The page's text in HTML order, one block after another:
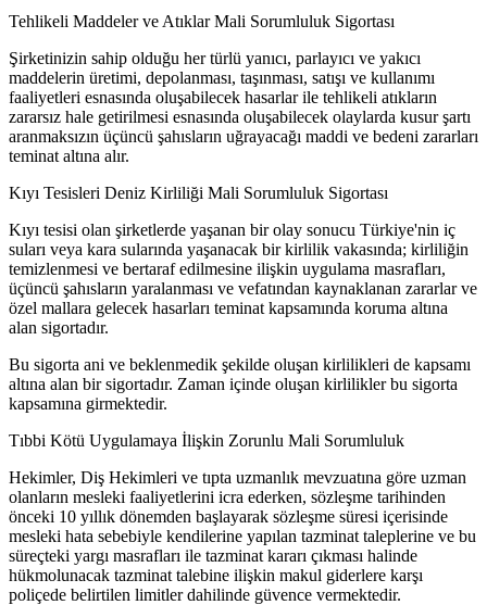
Tehlikeli Maddeler ve Atıklar Mali Sorumluluk Sigortası
Şirketinizin sahip olduğu her türlü yanıcı, parlayıcı ve yakıcı
maddelerin üretimi, depolanması, taşınması, satışı ve kullanımı
faaliyetleri esnasında oluşabilecek hasarlar ile tehlikeli atıkların
zararsız hale getirilmesi esnasında oluşabilecek olaylarda kusur şartı
aranmaksızın üçüncü şahısların uğrayacağı maddi ve bedeni zararları
teminat altına alır.
Kıyı Tesisleri Deniz Kirliliği Mali Sorumluluk Sigortası
Kıyı tesisi olan şirketlerde yaşanan bir olay sonucu Türkiye'nin iç
suları veya kara sularında yaşanacak bir kirlilik vakasında; kirliliğin
temizlenmesi ve bertaraf edilmesine ilişkin uygulama masrafları,
üçüncü şahısların yaralanması ve vefatından kaynaklanan zararlar ve
özel mallara gelecek hasarları teminat kapsamında koruma altına
alan sigortadır.
Bu sigorta ani ve beklenmedik şekilde oluşan kirlilikleri de kapsamı
altına alan bir sigortadır. Zaman içinde oluşan kirlilikler bu sigorta
kapsamına girmektedir.
Tıbbi Kötü Uygulamaya İlişkin Zorunlu Mali Sorumluluk
Hekimler, Diş Hekimleri ve tıpta uzmanlık mevzuatına göre uzman
olanların mesleki faaliyetlerini icra ederken, sözleşme tarihinden
önceki 10 yıllık dönemden başlayarak sözleşme süresi içerisinde
mesleki hata sebebiyle kendilerine yapılan tazminat taleplerine ve bu
süreçteki yargı masrafları ile tazminat kararı çıkması halinde
hükmolunacak tazminat talebine ilişkin makul giderlere karşı
poliçede belirtilen limitler dahilinde güvence vermektedir.